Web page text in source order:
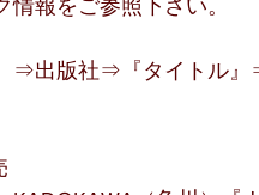
情報をご参照下さい。
⇒出版社⇒『タイトル